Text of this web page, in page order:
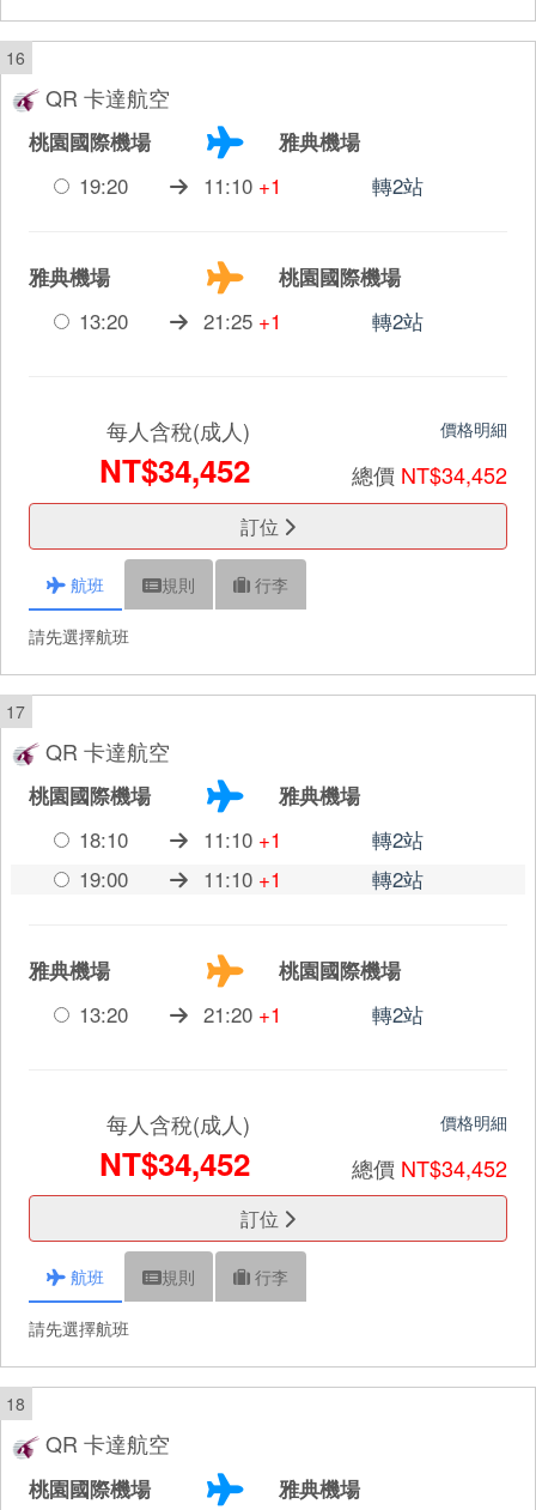
16
QR 卡達航空
桃園國際機場
雅典機場
19:20
11:10 +1 轉2站
雅典機場
桃園國際機場
13:20
21:25 +1 轉2站
每人含稅(成人)
NT$34,452
價格明細
總價 NT$34,452
訂位
航班 規則 行李
請先選擇航班
17
QR 卡達航空
桃園國際機場
雅典機場
18:10
11:10 +1
轉2站
19:00
11:10 +1 轉2站
雅典機場
桃園國際機場
13:20
21:20 +1 轉2站
每人含稅(成人)
NT$34,452
價格明細
總價 NT$34,452
訂位
航班 規則 行李
請先選擇航班
18
QR 卡達航空
桃園國際機場 雅典機場